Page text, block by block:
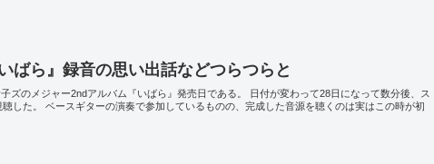
ばら』録音の思い出話などつらつらと
ズのメジャー2ndアルバム『いばら』発売日である。 日付が変わって28日になって数分後、ス
聴した。 ベースギターの演奏で参加しているものの、完成した音源を聴くのは実はこの時が初